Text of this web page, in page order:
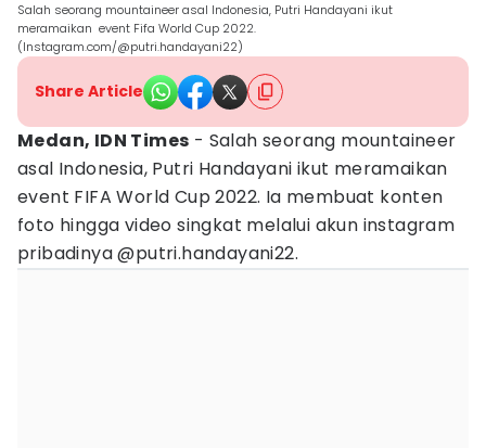
Salah seorang mountaineer asal Indonesia, Putri Handayani ikut
meramaikan event Fifa World Cup 2022.
(Instagram.com/@putri.handayani22)
Share Article
Medan, IDN Times - Salah seorang mountaineer
asal Indonesia, Putri Handayani ikut meramaikan
event FIFA World Cup 2022. Ia membuat konten
foto hingga video singkat melalui akun instagram
pribadinya @putri.handayani22.